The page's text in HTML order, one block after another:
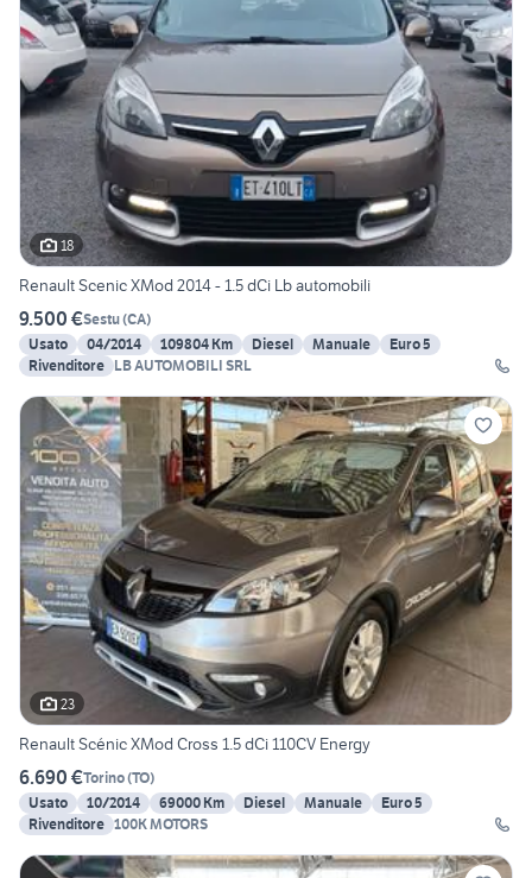
18
Renault Scenic XMod 2014 - 1.5 dCi Lb automobili
9.500 €Sestu(CA)
Usato
04/2014 109804 Km Diesel Manuale
Euro 5
Rivenditore
LB AUTOMOBILI SRL
23
Renault Scénic XMod Cross 1.5 dCi 110CV Energy
6.690 €Torino(TO)
Usato
10/2014 69000 Km Diesel Manuale
Euro 5
Rivenditore 100K MOTORS